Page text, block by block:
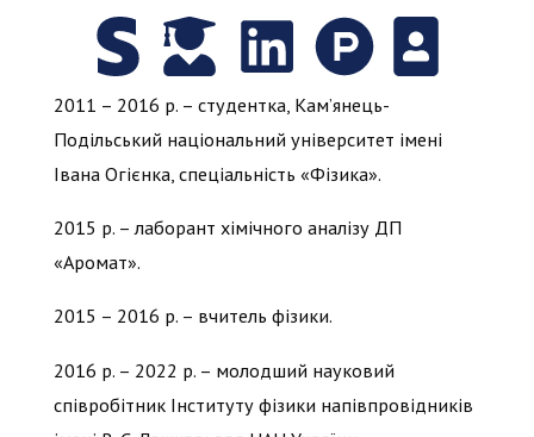
2011 – 2016 р. – студентка, Кам’янець-
Подільський національний університет імені
Івана Огієнка, спеціальність «Фізика».
2015 р. – лаборант хімічного аналізу ДП
«Аромат».
2015 – 2016 р. – вчитель фізики.
2016 р. – 2022 р. – молодший науковий
співробітник Інституту фізики напівпровідників